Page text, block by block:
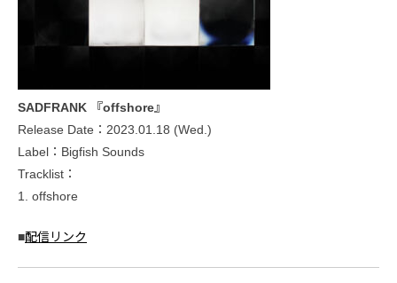
SADFRANK 『offshore』
Release Date：2023.01.18 (Wed.)
Label：Bigfish Sounds
Tracklist：
1. offshore
■配信リンク